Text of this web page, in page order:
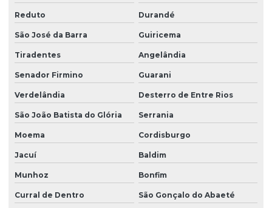
Reduto Durandé
São José da Barra Guiricema
Tiradentes Angelândia
Senador Firmino Guarani
Verdelândia Desterro de Entre Rios
São João Batista do Glória Serrania
Moema Cordisburgo
Jacuí Baldim
Munhoz Bonfim
Curral de Dentro São Gonçalo do Abaeté